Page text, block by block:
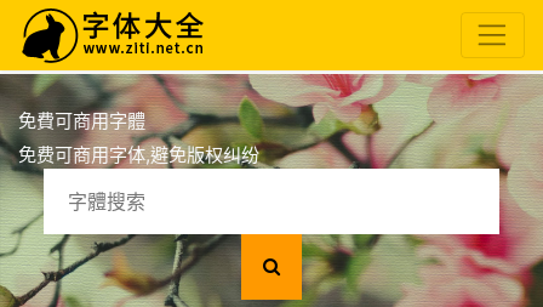
免費可商用字體
免费可商用字体,避免版权纠纷